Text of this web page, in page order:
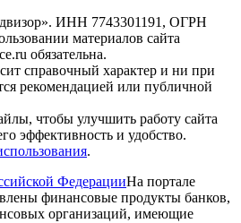
ИНН 7743301191, ОГРН
материалов сайта
обязательна.
справочный характер и ни при
рекомендацией или публичной
чтобы улучшить работу сайта
эффективность и удобство.
.
На портале
финансовые продукты банков,
организаций, имеющие